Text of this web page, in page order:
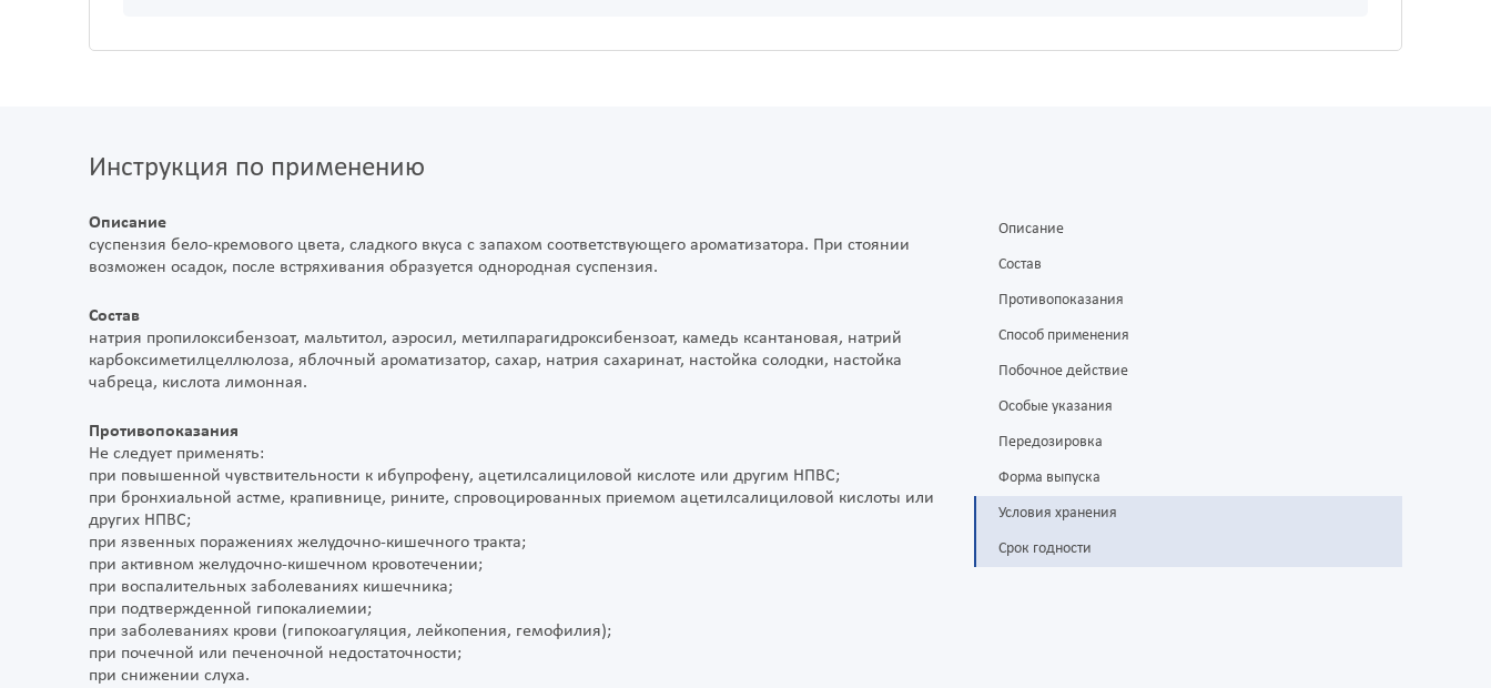
Инструкция по применению
Описание
суспензия бело-кремового цвета, сладкого вкуса с запахом соответствующего ароматизатора. При стоянии
возможен осадок, после встряхивания образуется однородная суспензия.
Состав
натрия пропилоксибензоат, мальтитол, аэросил, метилпарагидроксибензоат, камедь ксантановая, натрий
карбоксиметилцеллюлоза, яблочный ароматизатор, сахар, натрия сахаринат, настойка солодки, настойка
чабреца, кислота лимонная.
Противопоказания
Не следует применять:
при повышенной чувствительности к ибупрофену, ацетилсалициловой кислоте или другим НПВС;
при бронхиальной астме, крапивнице, рините, спровоцированных приемом ацетилсалициловой кислоты или
других НПВС;
при язвенных поражениях желудочно-кишечного тракта;
при активном желудочно-кишечном кровотечении;
при воспалительных заболеваниях кишечника;
при подтвержденной гипокалиемии;
при заболеваниях крови (гипокоагуляция, лейкопения, гемофилия);
при почечной или печеночной недостаточности;
при снижении слуха.
Описание
Состав
Противопоказания
Способ применения
Побочное действие
Особые указания
Передозировка
Форма выпуска
Условия хранения
Срок годности